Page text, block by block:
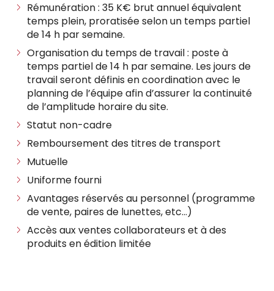
Rémunération : 35 K€ brut annuel équivalent
temps plein, proratisée selon un temps partiel
de 14 h par semaine.
Organisation du temps de travail : poste à
temps partiel de 14 h par semaine. Les jours de
travail seront définis en coordination avec le
planning de l’équipe afin d’assurer la continuité
de l’amplitude horaire du site.
Statut non-cadre
Remboursement des titres de transport
Mutuelle
Uniforme fourni
Avantages réservés au personnel (programme
de vente, paires de lunettes, etc…)
Accès aux ventes collaborateurs et à des
produits en édition limitée